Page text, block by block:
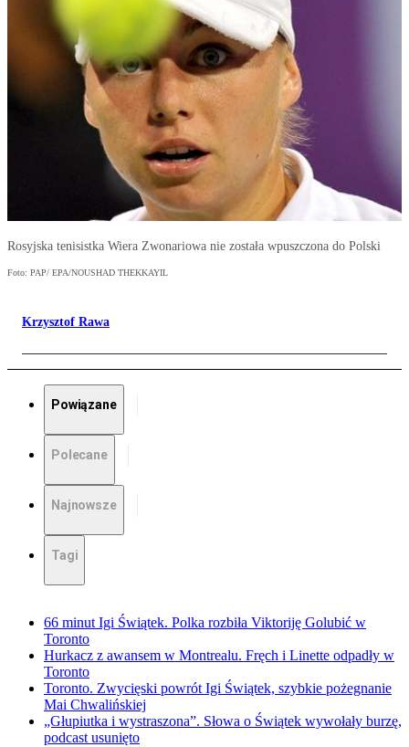
Rosyjska tenisistka Wiera Zwonariowa nie została wpuszczona do Polski
Foto: PAP/ EPA/NOUSHAD THEKKAYIL
Krzysztof Rawa
Powiązane
Polecane
Najnowsze
Tagi
66 minut Igi Świątek. Polka rozbiła Viktoriję Golubić w
Toronto
Hurkacz z awansem w Montrealu. Fręch i Linette odpadły w
Toronto
Toronto. Zwycięski powrót Igi Świątek, szybkie pożegnanie
Mai Chwalińskiej
„Głupiutka i wystraszona”. Słowa o Świątek wywołały burzę,
podcast usunięto